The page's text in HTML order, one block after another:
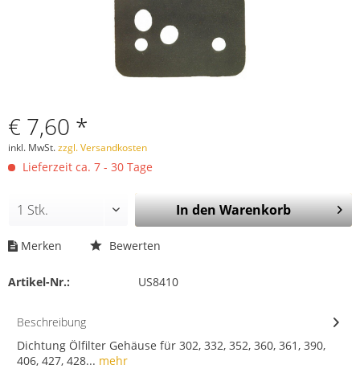
€ 7,60 *
inkl. MwSt.zzgl. Versandkosten
Lieferzeit ca. 7 - 30 Tage
In denWarenkorb
Merken Bewerten
Artikel-Nr.: US8410
Beschreibung
Dichtung Ölfilter Gehäuse für 302, 332, 352, 360, 361, 390,
406, 427, 428... mehr